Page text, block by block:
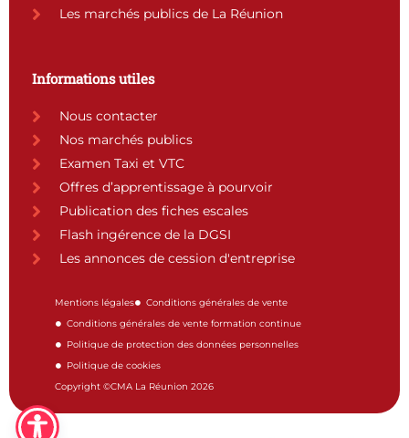
Les marchés publics de La Réunion
Informations utiles
Nous contacter
Nos marchés publics
Examen Taxi et VTC
Offres d’apprentissage à pourvoir
Publication des fiches escales
Flash ingérence de la DGSI
Les annonces de cession d'entreprise
Mentions légales
Conditions générales de vente
Conditions générales de vente formation continue
Politique de protection des données personnelles
Politique de cookies
Copyright ©CMA La Réunion 2026